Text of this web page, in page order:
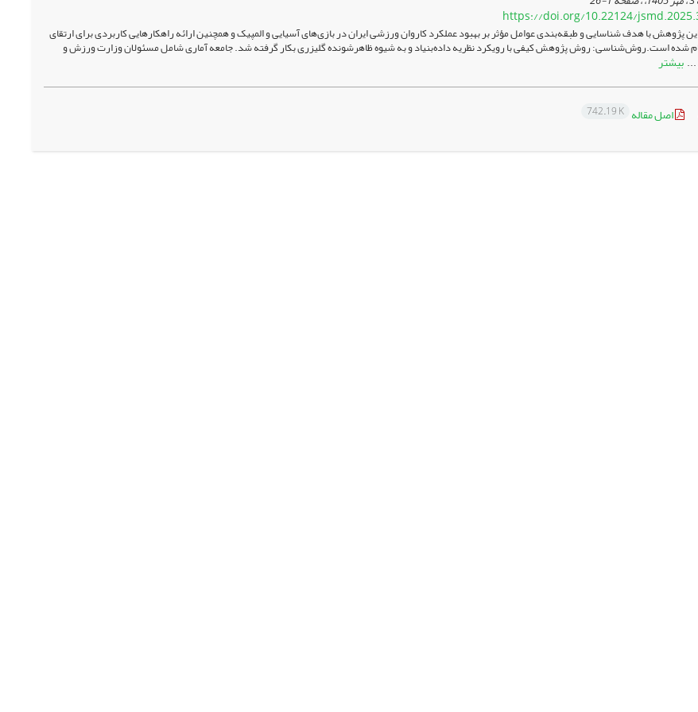
https://doi.org/10.22124/
پژوهش با هدف شناسایی و طبقه‌بندی عوامل مؤثر بر بهبود عملکرد کاروان ورزشی ایران در بازی‌های آسیایی و المپیک و همچنین ارائه راهکارهایی کاربردی برای ارتقای
شده است.روش‌شناسی: روش پژوهش کیفی با رویکرد نظریه داده‌بنیاد و به شیوه ظاهرشونده گلیزری بکار گرفته شد. جامعه آماری شامل مسئولان وزارت ورزش و
...بیشتر
اصل مقاله 742.19 K